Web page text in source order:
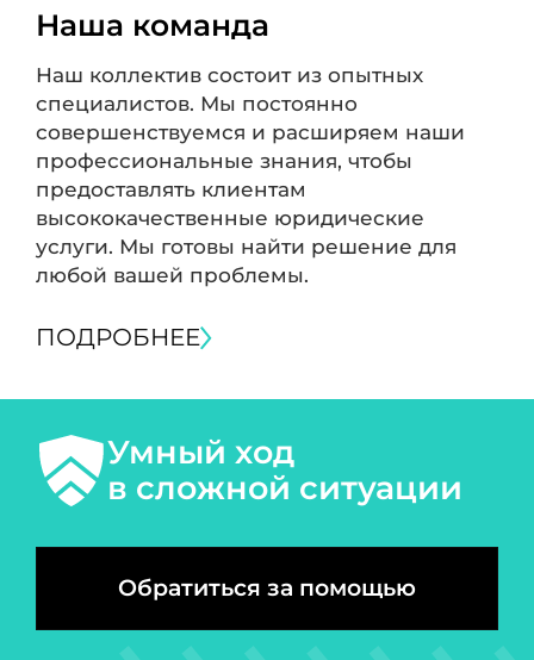
Наша команда
Наш коллектив состоит из опытных
специалистов. Мы постоянно
совершенствуемся и расширяем наши
профессиональные знания, чтобы
предоставлять клиентам
высококачественные юридические
услуги. Мы готовы найти решение для
любой вашей проблемы.
ПОДРОБНЕЕ
Умный ход
в сложной ситуации
Обратиться за помощью